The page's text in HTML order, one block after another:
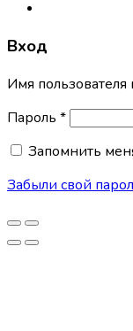
Вход
Имя пользователя
Пароль *
Запомнить
Забыли свой